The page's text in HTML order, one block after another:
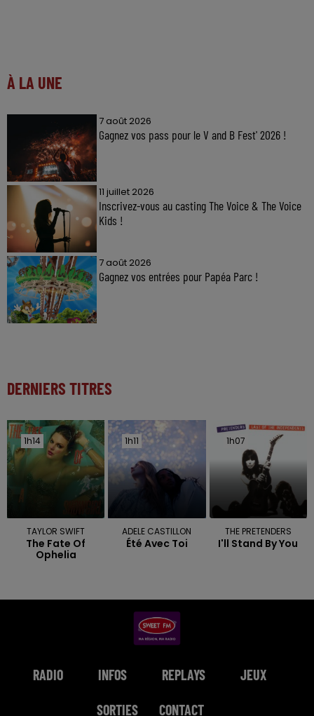
À LA UNE
7 août 2026
Gagnez vos pass pour le V and B Fest' 2026 !
11 juillet 2026
Inscrivez-vous au casting The Voice & The Voice
Kids !
7 août 2026
Gagnez vos entrées pour Papéa Parc !
DERNIERS TITRES
1h14
1h14
TAYLOR SWIFT
The Fate Of
Ophelia
1h11
1h11
ADELE CASTILLON
Été Avec Toi
1h07
1h07
THE PRETENDERS
I'll Stand By You
RADIO INFOS REPLAYS JEUX
SORTIES CONTACT